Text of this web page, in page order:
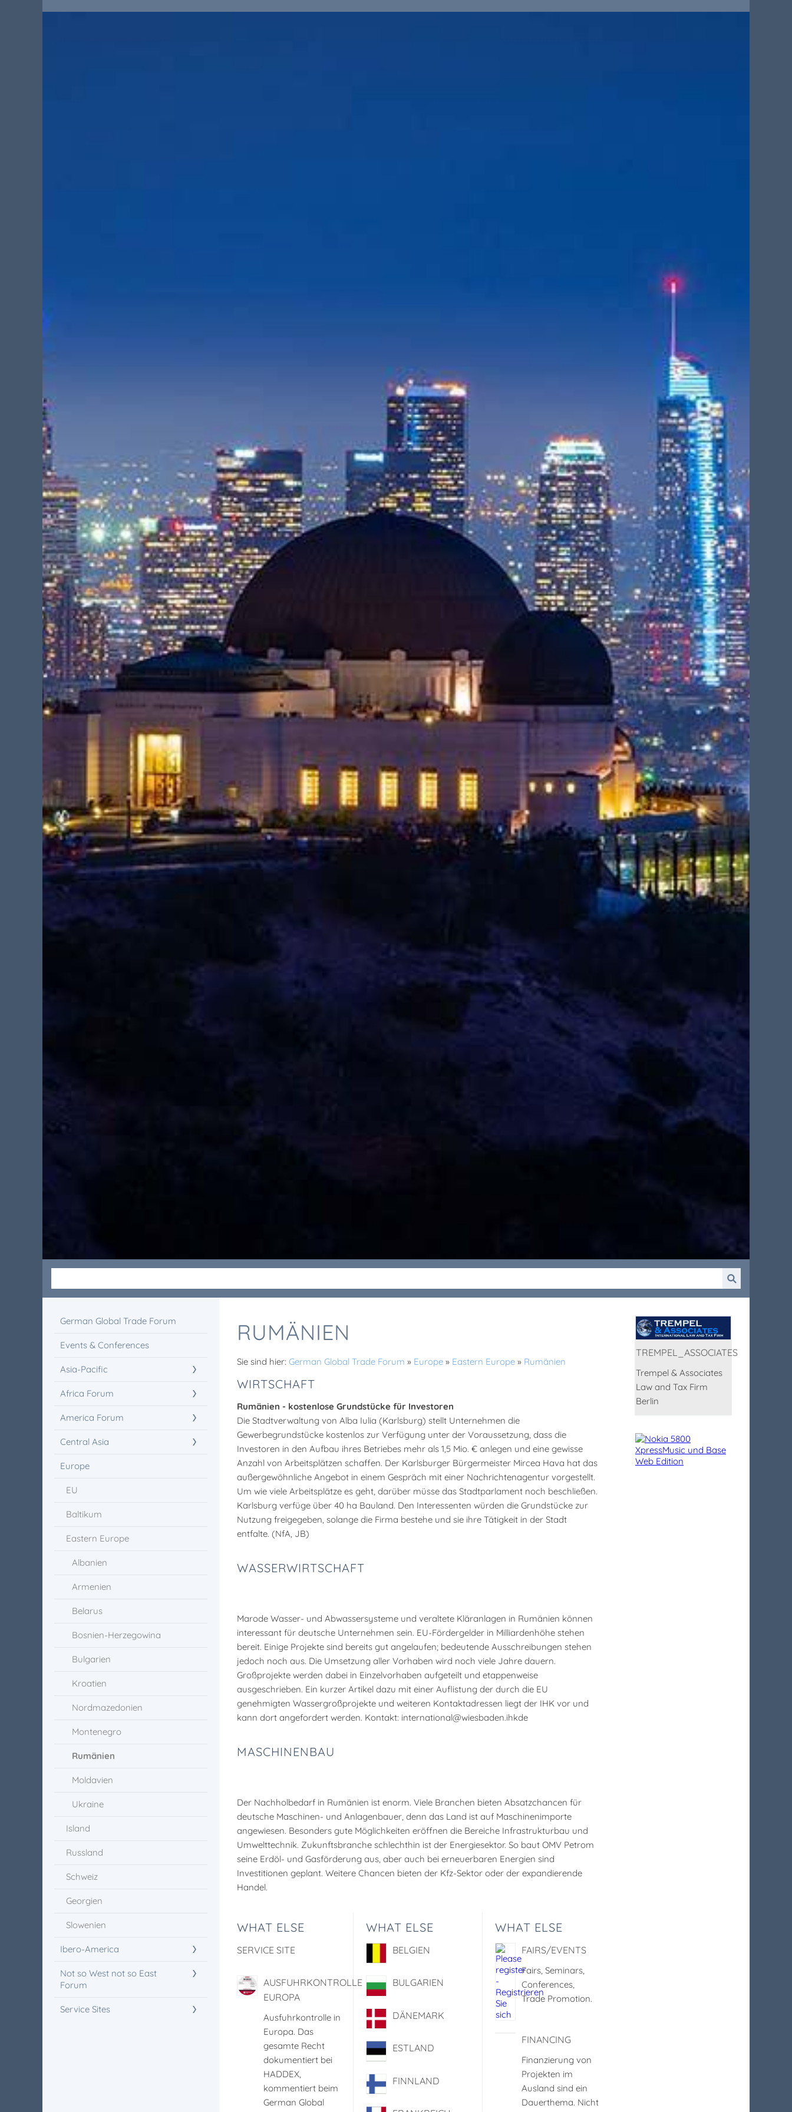
German Global Trade Forum
Events & Conferences
Asia-Pacific
Africa Forum
America Forum
Central Asia
Europe
EU
Baltikum
Eastern Europe
Albanien
Armenien
Belarus
Bosnien-Herzegowina
Bulgarien
Kroatien
Nordmazedonien
Montenegro
Rumänien
Moldavien
Ukraine
Island
Russland
Schweiz
Georgien
Slowenien
Ibero-America
Not so West not so East
Forum
Service Sites
RUMÄNIEN
Sie sind hier: German Global Trade Forum » Europe » Eastern Europe » Rumänien
WIRTSCHAFT
Rumänien - kostenlose Grundstücke für Investoren
Die Stadtverwaltung von Alba Iulia (Karlsburg) stellt Unternehmen die
Gewerbegrundstücke kostenlos zur Verfügung unter der Voraussetzung, dass die
Investoren in den Aufbau ihres Betriebes mehr als 1,5 Mio. € anlegen und eine gewisse
Anzahl von Arbeitsplätzen schaffen. Der Karlsburger Bürgermeister Mircea Hava hat das
außergewöhnliche Angebot in einem Gespräch mit einer Nachrichtenagentur vorgestellt.
Um wie viele Arbeitsplätze es geht, darüber müsse das Stadtparlament noch beschließen.
Karlsburg verfüge über 40 ha Bauland. Den Interessenten würden die Grundstücke zur
Nutzung freigegeben, solange die Firma bestehe und sie ihre Tätigkeit in der Stadt
entfalte. (NfA, JB)
WASSERWIRTSCHAFT
Marode Wasser- und Abwassersysteme und veraltete Kläranlagen in Rumänien können
interessant für deutsche Unternehmen sein. EU-Fördergelder in Milliardenhöhe stehen
bereit. Einige Projekte sind bereits gut angelaufen; bedeutende Ausschreibungen stehen
jedoch noch aus. Die Umsetzung aller Vorhaben wird noch viele Jahre dauern.
Großprojekte werden dabei in Einzelvorhaben aufgeteilt und etappenweise
ausgeschrieben. Ein kurzer Artikel dazu mit einer Auflistung der durch die EU
genehmigten Wassergroßprojekte und weiteren Kontaktadressen liegt der IHK vor und
kann dort angefordert werden. Kontakt: international@wiesbaden.ihkde
MASCHINENBAU
Der Nachholbedarf in Rumänien ist enorm. Viele Branchen bieten Absatzchancen für
deutsche Maschinen- und Anlagenbauer, denn das Land ist auf Maschinenimporte
angewiesen. Besonders gute Möglichkeiten eröffnen die Bereiche Infrastrukturbau und
Umwelttechnik. Zukunftsbranche schlechthin ist der Energiesektor. So baut OMV Petrom
seine Erdöl- und Gasförderung aus, aber auch bei erneuerbaren Energien sind
Investitionen geplant. Weitere Chancen bieten der Kfz-Sektor oder der expandierende
Handel.
WHAT ELSE
SERVICE SITE
AUSFUHRKONTROLLE
EUROPA
Ausfuhrkontrolle in
Europa. Das
gesamte Recht
dokumentiert bei
HADDEX,
kommentiert beim
German Global
WHAT ELSE
BELGIEN
BULGARIEN
DÄNEMARK
ESTLAND
FINNLAND
WHAT ELSE
FAIRS/EVENTS
Fairs, Seminars,
Conferences,
Trade Promotion.
FINANCING
Finanzierung von
Projekten im
Ausland sind ein
Dauerthema. Nicht
TREMPEL_ASSOCIATES
Trempel & Associates
Law and Tax Firm
Berlin